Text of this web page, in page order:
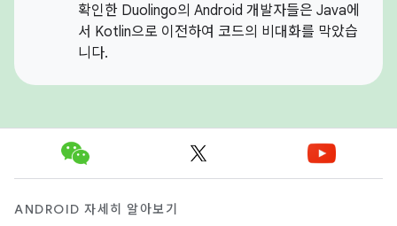
확인한 Duolingo의 Android 개발자들은 Java에
서 Kotlin으로 이전하여 코드의 비대화를 막았습
니다.
ANDROID 자세히 알아보기